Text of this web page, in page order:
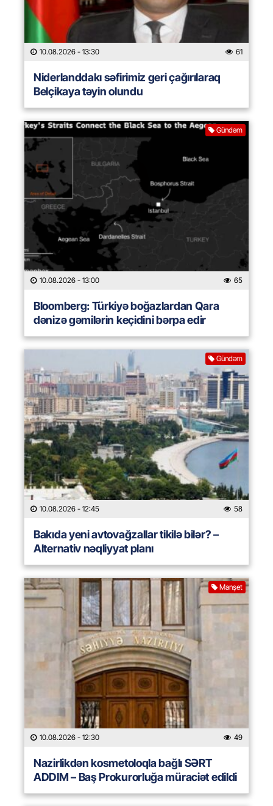
10.08.2026 - 13:30 61
Niderlanddakı səfirimiz geri çağırılaraq
Belçikaya təyin olundu
Gündəm
10.08.2026 - 13:00 65
Bloomberg: Türkiyə boğazlardan Qara
dənizə gəmilərin keçidini bərpa edir
Gündəm
10.08.2026 - 12:45 58
Bakıda yeni avtovağzallar tikilə bilər? –
Alternativ nəqliyyat planı
Manşet
10.08.2026 - 12:30 49
Nazirlikdən kosmetoloqla bağlı SƏRT
ADDIM – Baş Prokurorluğa müraciət edildi